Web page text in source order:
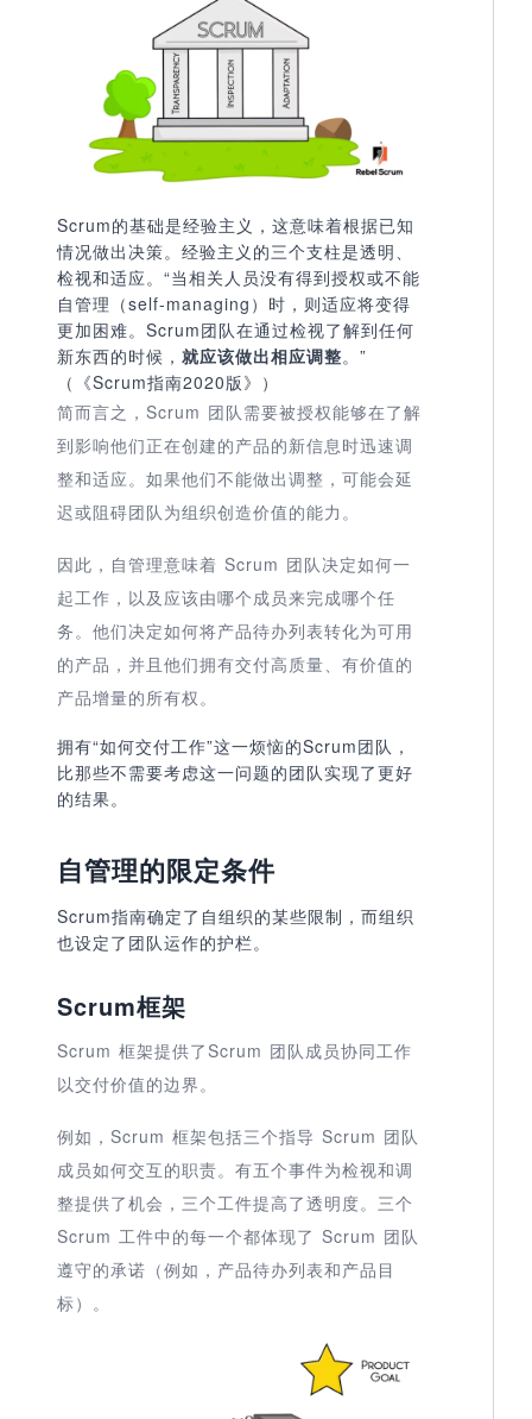
Scrum的基础是经验主义 ，这意味着根据已知
情况做出决策。经验主义的三个支柱是透明、
检视和适应。“当相关人员没有得到授权或不能
自管理（self-managing）时，则适应将变得
更加困难。Scrum团队在通过检视了解到任何
新东西的时候， 就应该做出相应调整。”
（《Scrum指南2020版》）
简而言之， Scrum 团队需要被授权能够在了解
到影响他们正在创建的产品的新信息时迅速调
整和适应。 如果他们不能做出调整，可能会延
迟或阻碍团队为组织创造价值的能力。
因此， 自管理意味着 Scrum 团队决定如何一
起工作，以及应该由哪个成员来完成哪个任
务。他们决定如何将产品待办列表转化为可用
的产品，并且 他们拥有交付高质量、有价值的
产品增量的所有权。
拥有“如何交付工作”这一烦恼的Scrum团队，
比那些不需要考虑这一问题的团队实现了更好
的结果。
自管理的限定条件
Scrum指南确定了自组织的某些限制，而组织
也设定了团队运作的护栏。
Scrum框架
Scrum 框架提供了Scrum 团队成员协同工作
以交付价值的边界。
例如，Scrum 框架包括三个指导 Scrum 团队
成员如何交互的职责。有五个事件为检视和调
整提供了机会，三个工件提高了透明度。三个
Scrum 工件中的每一个都体现了 Scrum 团队
遵守的承诺（例如，产品待办列表和产品目
标）。